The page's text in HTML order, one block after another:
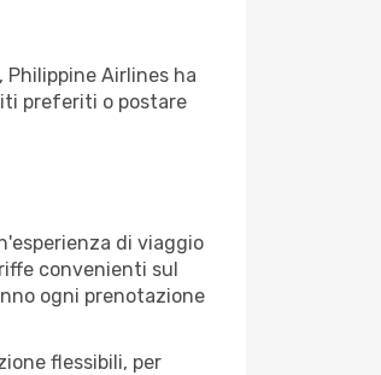
Airlines ha
preferiti o postare
di viaggio
convenienti sul
ogni prenotazione
flessibili, per